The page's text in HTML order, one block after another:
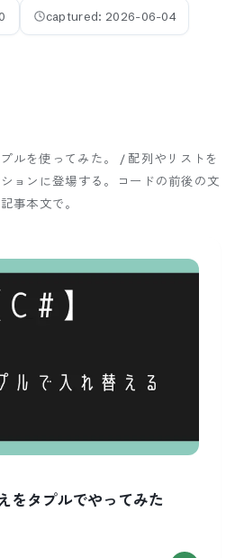
captured: 2026-06-04
ルを使ってみた。 / 配列やリストを
ョンに登場する。
コードの前後の文
事本文で。
をタプルでやってみた